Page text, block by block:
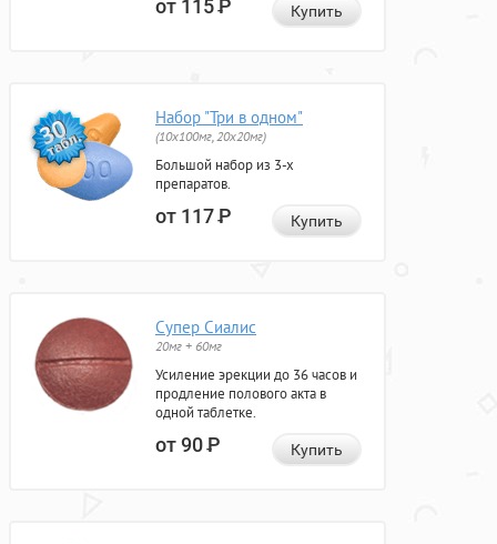
от 115Р Купить
Набор "Три в одном"
(10x100мг, 20x20мг)
Большой набор из 3-х
препаратов.
от 117Р Купить
Супер Сиалис
20мг + 60мг
Усиление эрекции до 36 часов и
продление полового акта в
одной таблетке.
от 90Р Купить